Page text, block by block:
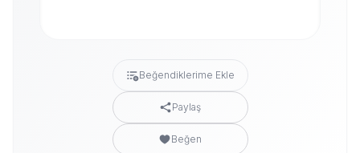
Beğendiklerime Ekle
Paylaş
Beğen